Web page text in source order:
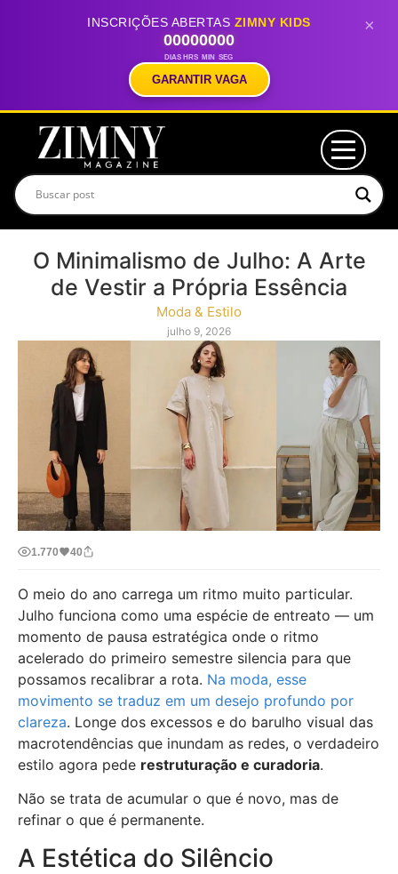
INSCRIÇÕES ABERTAS ZIMNY KIDS
00
DIAS
00
HRS
00
MIN
00
SEG
GARANTIR VAGA
×
O Minimalismo de Julho: A Arte
de Vestir a Própria Essência
Moda & Estilo
julho 9, 2026
1.770 40
O meio do ano carrega um ritmo muito particular.
Julho funciona como uma espécie de entreato — um
momento de pausa estratégica onde o ritmo
acelerado do primeiro semestre silencia para que
possamos recalibrar a rota. Na moda, esse
movimento se traduz em um desejo profundo por
clareza. Longe dos excessos e do barulho visual das
macrotendências que inundam as redes, o verdadeiro
estilo agora pede restruturação e curadoria.
Não se trata de acumular o que é novo, mas de
refinar o que é permanente.
A Estética do Silêncio